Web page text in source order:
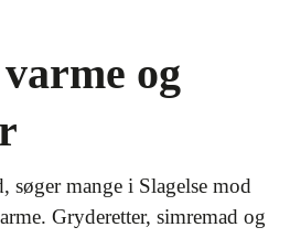
og
søger mange i Slagelse mod
Gryderetter, simremad og